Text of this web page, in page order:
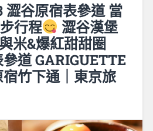
澀谷原宿表參道 當
行程
澀谷漢堡
米&爆紅甜甜圈
道 GARIGUETTE
竹下通｜東京旅